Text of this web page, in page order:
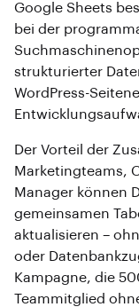
Google Sheets
bei der
strukturierter
WordPress-
Der Vorteil der
Marketingteams,
Manager können
gemeinsamen
aktualisieren –
oder
Kampagne, die
Teammitglied